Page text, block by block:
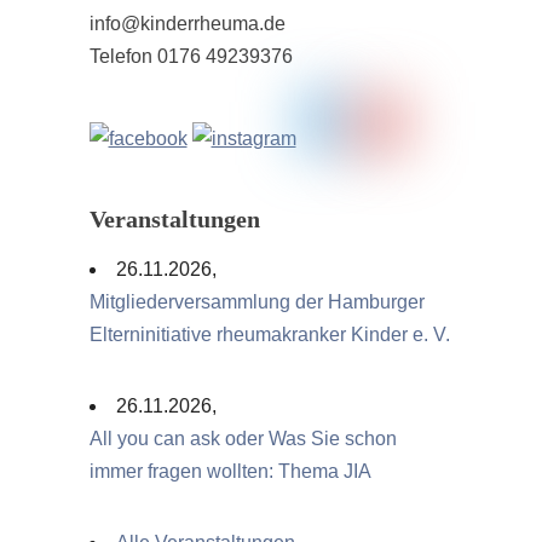
info@kinderrheuma.de
Telefon 0176 49239376
Veranstaltungen
26.11.2026,
Mitgliederversammlung der Hamburger
Elterninitiative rheumakranker Kinder e. V.
26.11.2026,
All you can ask oder Was Sie schon
immer fragen wollten: Thema JIA